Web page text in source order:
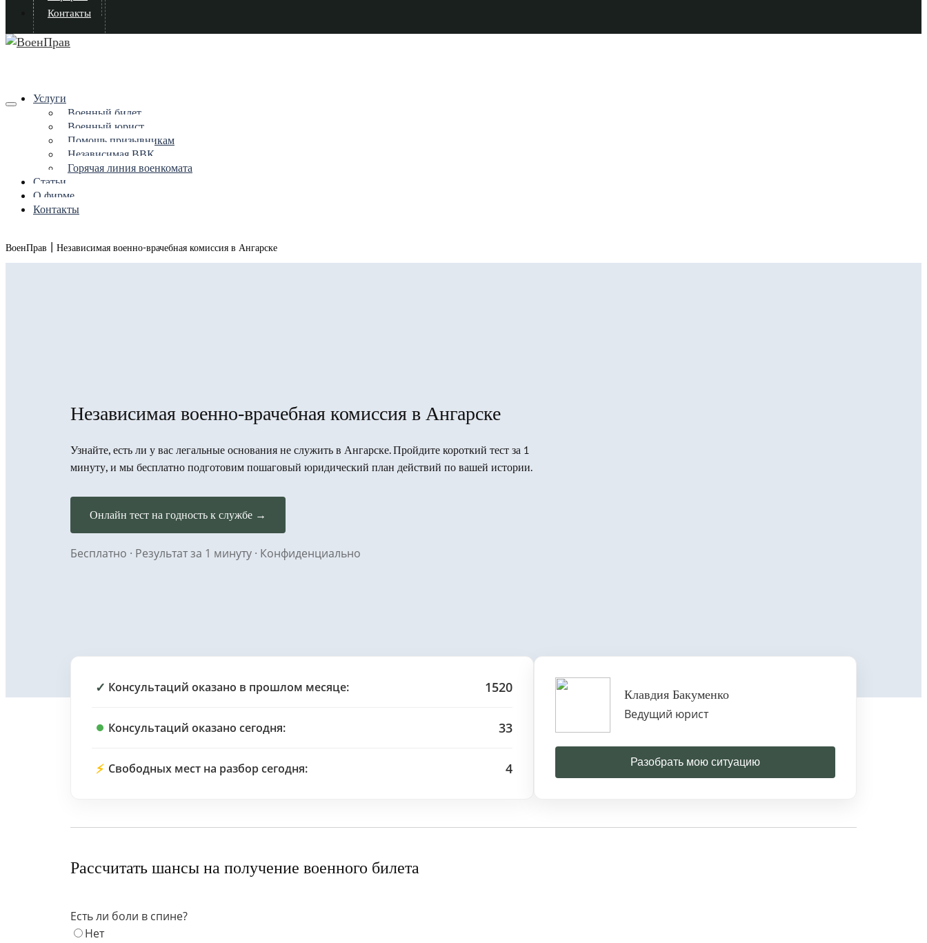
Контакты
Услуги
Военный билет
Военный юрист
Помощь призывникам
Независимая ВВК
Горячая линия военкомата
Статьи
О фирме
Контакты
ВоенПрав | Независимая военно-врачебная комиссия в Ангарске
Независимая военно-врачебная комиссия в Ангарске
Узнайте, есть ли у вас легальные основания не служить в Ангарске. Пройдите короткий тест за 1
минуту, и мы бесплатно подготовим пошаговый юридический план действий по вашей истории.
Онлайн тест на годность к службе →
Бесплатно · Результат за 1 минуту · Конфиденциально
✓ Консультаций оказано в прошлом месяце: 1520
Консультаций оказано сегодня: 33
⚡ Свободных мест на разбор сегодня: 4
Клавдия Бакуменко
Ведущий юрист
Разобрать мою ситуацию
Рассчитать шансы на получение военного билета
Есть ли боли в спине?
Нет